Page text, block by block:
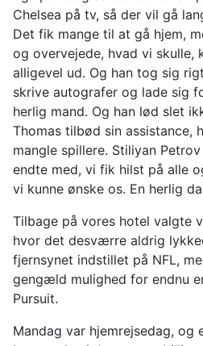
Chelsea på tv, så der vil gå
Det fik mange til at gå hjem,
og overvejede, hvad vi skulle,
alligevel ud. Og han tog sig
skrive autografer og lade sig
herlig mand. Og han lød slet
Thomas tilbød sin assistance,
mangle spillere. Stiliyan
endte med, vi fik hilst på alle
vi kunne ønske os. En herlig
Tilbage på vores hotel valgte
hvor det desværre aldrig
fjernsynet indstillet på NFL,
gengæld mulighed for endnu
Pursuit.
Mandag var hjemrejsedag, og